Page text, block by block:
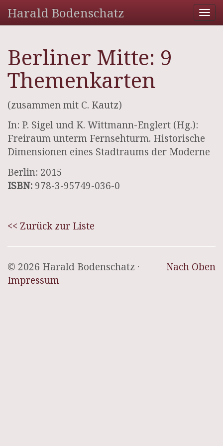
Harald Bodenschatz
Berliner Mitte: 9
Themenkarten
(zusammen mit C. Kautz)
In: P. Sigel und K. Wittmann-Englert (Hg.):
Freiraum unterm Fernsehturm. Historische
Dimensionen eines Stadtraums der Moderne
Berlin: 2015
ISBN: 978-3-95749-036-0
<< Zurück zur Liste
Nach Oben
© 2026 Harald Bodenschatz ·
Impressum